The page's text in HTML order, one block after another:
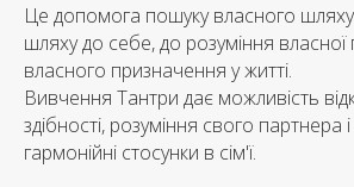
Це допомога пошуку власного шляху
шляху до себе, до розуміння
власного призначення у житті.
Вивчення Тантри дає можливість
здібності, розуміння свого партнера
гармонійні стосунки в сім'ї.